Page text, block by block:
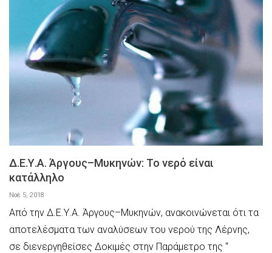
Δ.Ε.Υ.Α. Άργους–Μυκηνών: Το νερό είναι
κατάλληλο
Νοέ 5, 2018
Από την ∆.Ε.Υ.Α. Άργους–Μυκηνών, ανακοινώνεται ότι τα
αποτελέσματα των αναλύσεων του νερού της Λέρνης,
σε διενεργηθείσες ∆οκιμές στην Παράμετρο της “